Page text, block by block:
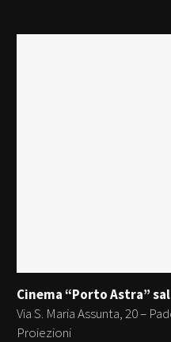
Cinema “Porto Astra”
Via S. Maria Assunta, 20 –
Proiezioni